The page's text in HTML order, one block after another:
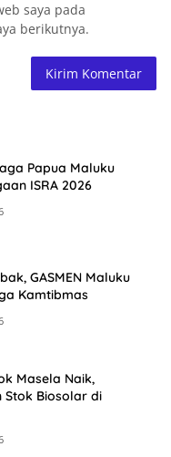
saya pada
berikutnya.
Papua Maluku
ISRA 2026
GASMEN Maluku
Kamtibmas
Masela Naik,
Stok Biosolar di